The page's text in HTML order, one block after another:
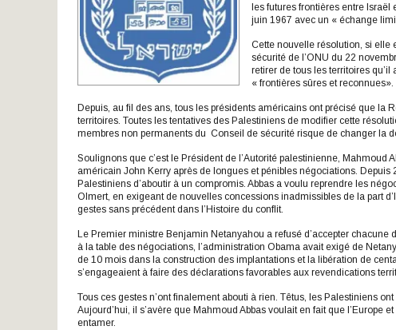
les futures frontières entre
juin 1967 avec un « échange
Cette nouvelle résolution, si elle
sécurité de l’ONU du 22
retirer de tous les territoires
« frontières sûres et reconnues».
Depuis, au fil des ans, tous les présidents américains ont précisé que la
territoires. Toutes les tentatives des Palestiniens de modifier cette
membres non permanents du Conseil de sécurité risque de changer la
Soulignons que c’est le Président de l’Autorité palestinienne, Mahmoud
américain John Kerry après de longues et pénibles négociations.
Palestiniens d’aboutir à un compromis. Abbas a voulu reprendre les
Olmert, en exigeant de nouvelles concessions inadmissibles de la part
gestes sans précédent dans l’Histoire du conflit.
Le Premier ministre Benjamin Netanyahou a refusé d’accepter
à la table des négociations, l’administration Obama avait exigé de
de 10 mois dans la construction des implantations et la libération de
s’engageaient à faire des déclarations favorables aux revendications
Tous ces gestes n’ont finalement abouti à rien. Têtus, les Palestiniens
Aujourd’hui, il s’avère que Mahmoud Abbas voulait en fait que
entamer.